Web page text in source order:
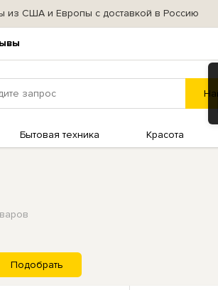
из США и Европы с доставкой в Россию
Бытовая техника Красота